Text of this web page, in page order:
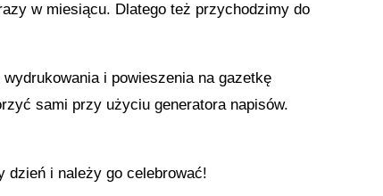
w miesiącu. Dlatego też przychodzimy do
i powieszenia na gazetkę
sami przy użyciu generatora napisów.
dzień i należy go celebrować!